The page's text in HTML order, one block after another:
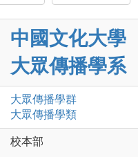
中國文化大學
大眾傳播學系
大眾傳播學群
大眾傳播學類
校本部